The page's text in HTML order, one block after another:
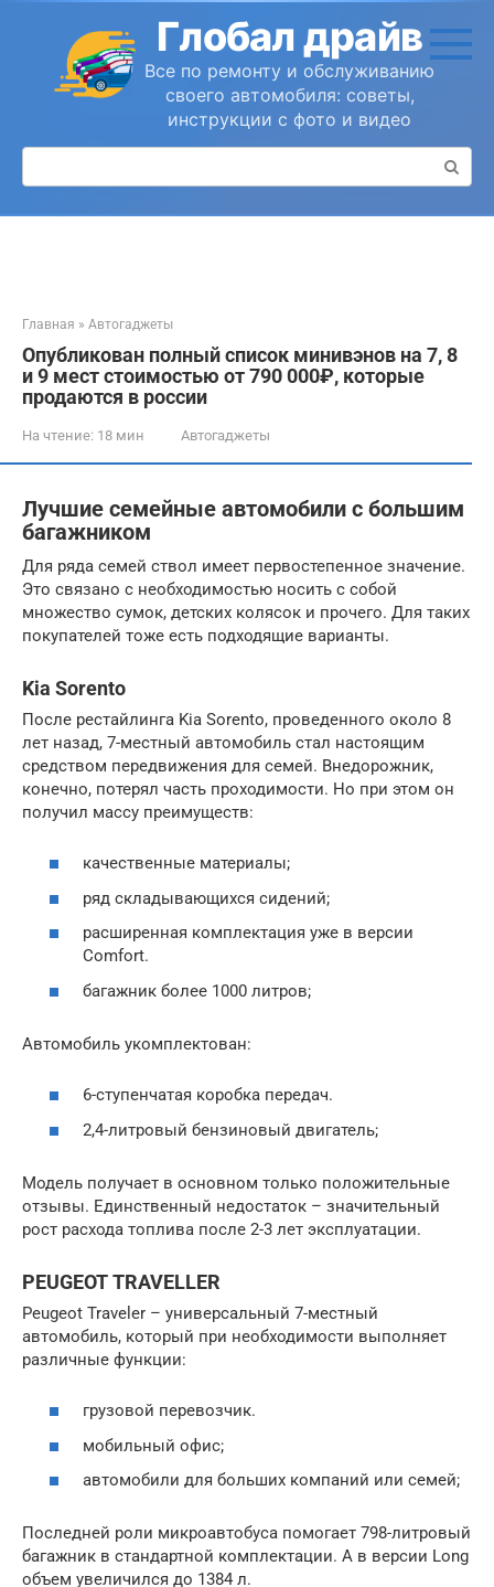
контенту
Глобал драйв
Все по ремонту и обслуживанию
своего автомобиля: советы,
инструкции с фото и видео
Поиск:
Главная » Автогаджеты
Опубликован полный список минивэнов на 7, 8
и 9 мест стоимостью от 790 000₽, которые
продаются в россии
На чтение: 18 мин Автогаджеты
Лучшие семейные автомобили с большим
багажником
Для ряда семей ствол имеет первостепенное значение.
Это связано с необходимостью носить с собой
множество сумок, детских колясок и прочего. Для таких
покупателей тоже есть подходящие варианты.
Kia Sorento
После рестайлинга Kia Sorento, проведенного около 8
лет назад, 7-местный автомобиль стал настоящим
средством передвижения для семей. Внедорожник,
конечно, потерял часть проходимости. Но при этом он
получил массу преимуществ:
качественные материалы;
ряд складывающихся сидений;
расширенная комплектация уже в версии
Comfort.
багажник более 1000 литров;
Автомобиль укомплектован:
6-ступенчатая коробка передач.
2,4-литровый бензиновый двигатель;
Модель получает в основном только положительные
отзывы. Единственный недостаток – значительный
рост расхода топлива после 2-3 лет эксплуатации.
PEUGEOT TRAVELLER
Peugeot Traveler – универсальный 7-местный
автомобиль, который при необходимости выполняет
различные функции:
грузовой перевозчик.
мобильный офис;
автомобили для больших компаний или семей;
Последней роли микроавтобуса помогает 798-литровый
багажник в стандартной комплектации. А в версии Long
объем увеличился до 1384 л.